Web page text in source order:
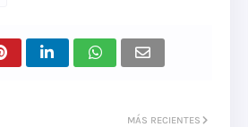
MÁS RECIENTES